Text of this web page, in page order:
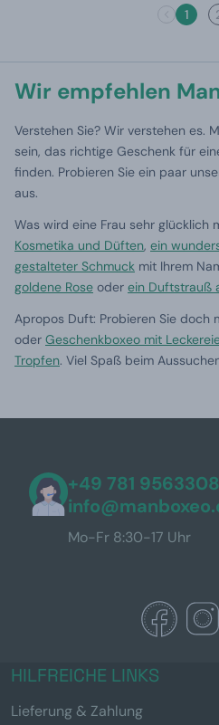
1
Wir empfehlen
Verstehen Sie? Wir verstehen es.
sein, das richtige Geschenk für
finden. Probieren Sie ein paar
aus.
Was wird eine Frau sehr glücklich
Kosmetika und Düften, ein
gestalteter Schmuck mit Ihrem
goldene Rose oder ein Duftstrauß
Apropos Duft: Probieren Sie doch
oder Geschenkboxeo mit
Tropfen. Viel Spaß beim
+49 781
Mo-Fr 8:30-17 Uhr
HILFREICHE LINKS
Lieferung & Zahlung